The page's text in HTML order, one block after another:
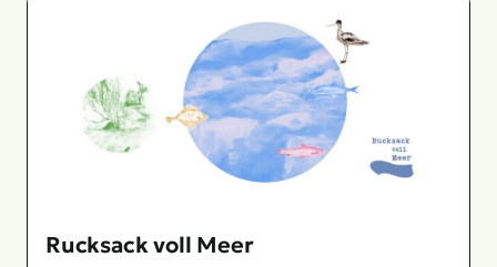
Rucksack voll Meer